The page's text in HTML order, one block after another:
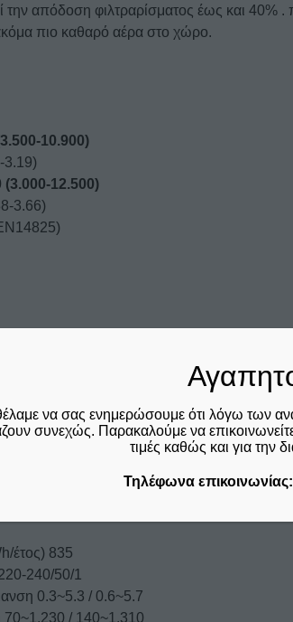
την απόδοση φιλτραρίσματος έως και 40% .
πιο καθαρό αέρα στο χώρο.
10.900)
3.19)
12.500)
3.66)
έτος) 124
έτος) 910
έτος) 835
240/50/1
0.3~5.3 / 0.6~5.7
/ 140~1.310
να σας ενημερώσουμε ότι λόγω των
συνεχώς. Παρακαλούμε να
τιμές καθώς και για την
Τηλέφωνα επικοινωνίας: